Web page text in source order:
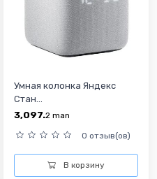
Умная колонка Яндекс
Стан...
3,097.2 man
0 отзыв(ов)
В корзину